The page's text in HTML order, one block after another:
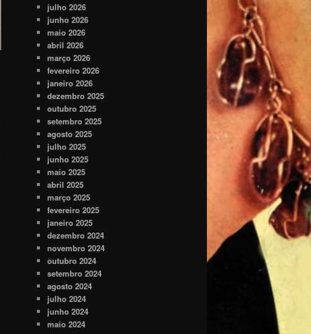
julho 2026
junho 2026
maio 2026
abril 2026
março 2026
fevereiro 2026
janeiro 2026
dezembro 2025
outubro 2025
setembro 2025
agosto 2025
julho 2025
junho 2025
maio 2025
abril 2025
março 2025
fevereiro 2025
janeiro 2025
dezembro 2024
novembro 2024
outubro 2024
setembro 2024
agosto 2024
julho 2024
junho 2024
maio 2024